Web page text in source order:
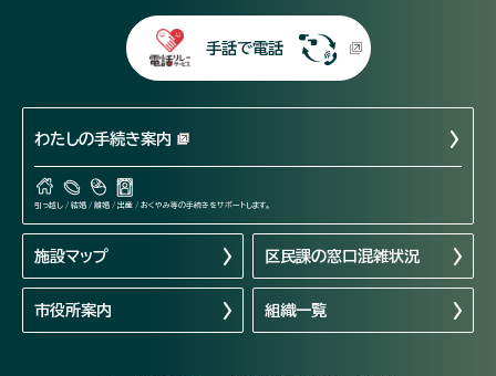
手話で電話
わたしの手続き案内
引っ越し / 結婚 / 離婚 / 出産 / おくやみ等の手続きをサポートします。
施設マップ 区民課の窓口混雑状況
市役所案内 組織一覧